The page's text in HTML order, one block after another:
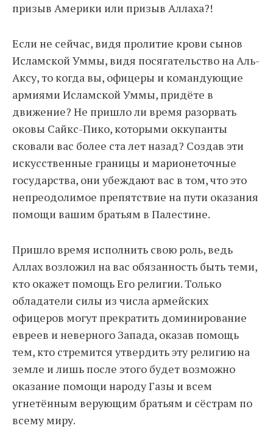
призыв Америки или призыв Аллаха?!
Если не сейчас, видя пролитие крови сынов
Исламской Уммы, видя посягательство на Аль-
Аксу, то когда вы, офицеры и командующие
армиями Исламской Уммы, придёте в
движение? Не пришло ли время разорвать
оковы Сайкс-Пико, которыми оккупанты
сковали вас более ста лет назад? Создав эти
искусственные границы и марионеточные
государства, они убеждают вас в том, что это
непреодолимое препятствие на пути оказания
помощи вашим братьям в Палестине.
Пришло время исполнить свою роль, ведь
Аллах возложил на вас обязанность быть теми,
кто окажет помощь Его религии. Только
обладатели силы из числа армейских
офицеров могут прекратить доминирование
евреев и неверного Запада, оказав помощь
тем, кто стремится утвердить эту религию на
земле и лишь после этого будет возможно
оказание помощи народу Газы и всем
угнетённым верующим братьям и сёстрам по
всему миру.